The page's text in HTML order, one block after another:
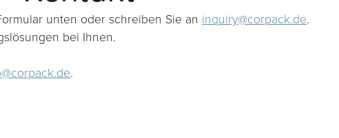
unten oder schreiben Sie an inquiry@corpack.de.
bei Ihnen.
.